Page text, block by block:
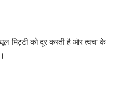
मिट्टी को दूर करती है और त्वचा के